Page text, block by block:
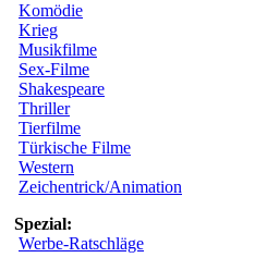
Komödie
Krieg
Musikfilme
Sex-Filme
Shakespeare
Thriller
Tierfilme
Türkische Filme
Western
Zeichentrick/Animation
Spezial:
Werbe-Ratschläge